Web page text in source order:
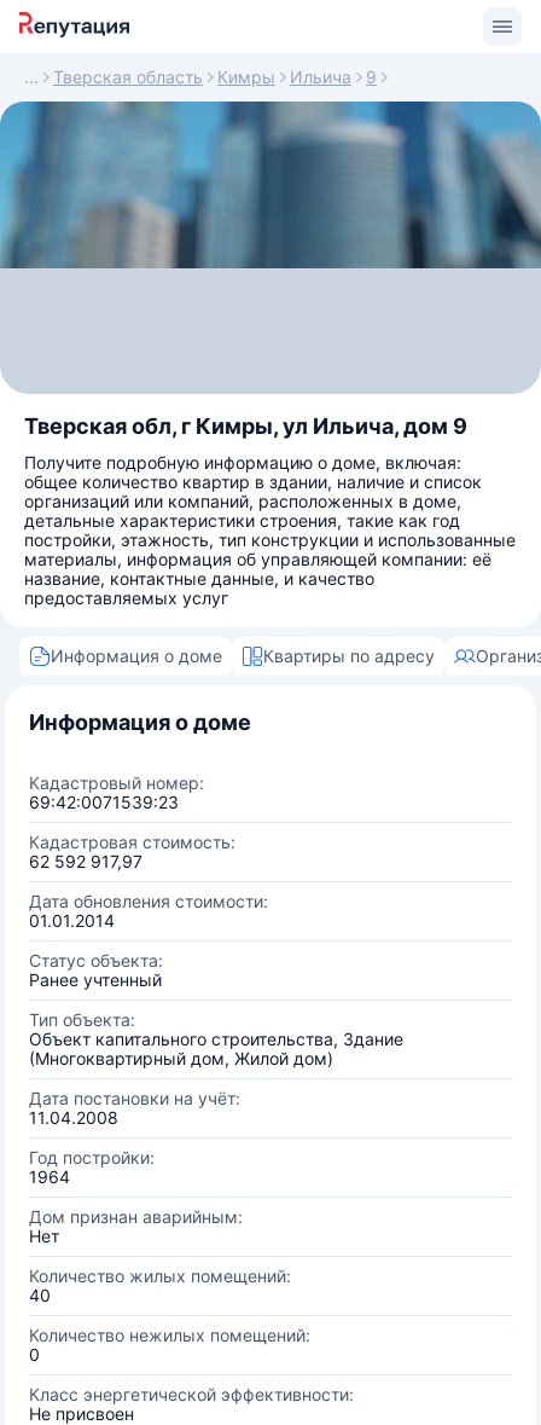
Тверская область Кимры Ильича 9
Тверская обл, г Кимры, ул Ильича, дом 9
Получите подробную информацию о доме, включая:
общее количество квартир в здании, наличие и список
организаций или компаний, расположенных в доме,
детальные характеристики строения, такие как год
постройки, этажность, тип конструкции и использованные
материалы, информация об управляющей компании: её
название, контактные данные, и качество
предоставляемых услуг
Информация о доме Квартиры по адресу
Информация о доме
Кадастровый номер:
69:42:0071539:23
Кадастровая стоимость:
62 592 917,97
Дата обновления стоимости:
01.01.2014
Статус объекта:
Ранее учтенный
Тип объекта:
Объект капитального строительства, Здание
(Многоквартирный дом, Жилой дом)
Дата постановки на учёт:
11.04.2008
Год постройки:
1964
Дом признан аварийным:
Нет
Количество жилых помещений:
40
Количество нежилых помещений:
0
Класс энергетической эффективности:
Не присвоен